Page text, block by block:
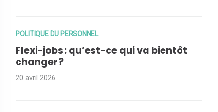
POLITIQUE DU PERSONNEL
Flexi-jobs : qu’est-ce qui va bientôt
changer ?
20 avril 2026